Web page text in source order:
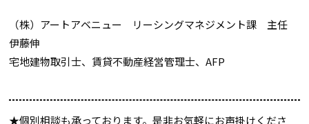
（株）アートアベニュー リーシングマネジメント課 主任
伊藤伸
宅地建物取引士、賃貸不動産経営管理士、AFP
★個別相談も承っております。是非お気軽にお声掛けくださ